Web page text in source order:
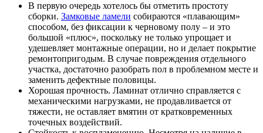
В первую очередь хотелось бы отметить простоту
сборки. Замковые ламели собираются «плавающим»
способом, без фиксации к черновому полу – и это
большой «плюс», поскольку не только упрощает и
удешевляет монтажные операции, но и делает покрытие
ремонтопригодым. В случае повреждения отдельного
участка, достаточно разобрать пол в проблемном месте и
заменить дефектные половицы.
Хорошая прочность. Ламинат отлично справляется с
механическими нагрузками, не продавливается от
тяжести, не оставляет вмятин от кратковременных
точечных воздействий.